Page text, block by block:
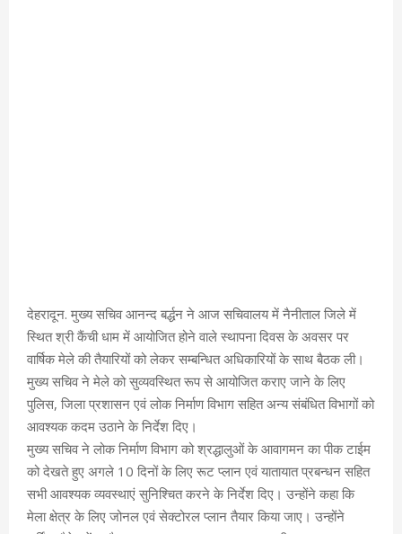
देहरादून. मुख्य सचिव आनन्द बर्द्धन ने आज सचिवालय में नैनीताल जिले में
स्थित श्री कैंची धाम में आयोजित होने वाले स्थापना दिवस के अवसर पर
वार्षिक मेले की तैयारियों को लेकर सम्बन्धित अधिकारियों के साथ बैठक ली।
मुख्य सचिव ने मेले को सुव्यवस्थित रूप से आयोजित कराए जाने के लिए
पुलिस, जिला प्रशासन एवं लोक निर्माण विभाग सहित अन्य संबंधित विभागों को
आवश्यक कदम उठाने के निर्देश दिए।
मुख्य सचिव ने लोक निर्माण विभाग को श्रद्धालुओं के आवागमन का पीक टाईम
को देखते हुए अगले 10 दिनों के लिए रूट प्लान एवं यातायात प्रबन्धन सहित
सभी आवश्यक व्यवस्थाएं सुनिश्चित करने के निर्देश दिए। उन्होंने कहा कि
मेला क्षेत्र के लिए जोनल एवं सेक्टोरल प्लान तैयार किया जाए। उन्होंने